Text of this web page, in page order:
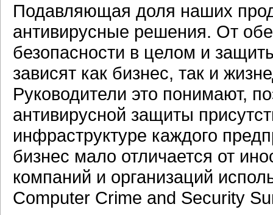
Подавляющая доля наших
антивирусные решения. От
безопасности в целом и
зависят как бизнес, так и
Руководители это понимают,
антивирусной защиты
инфраструктуре каждого
бизнес мало отличается от
компаний и организаций
Computer Crime and Security